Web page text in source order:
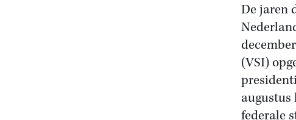
De jaren
(VSI)
augustus
federale